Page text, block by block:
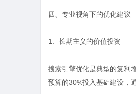
四、专业视角下的优化建议
1、长期主义的价值投资
搜索引擎优化是典型的复利
预算的30%投入基础建设，